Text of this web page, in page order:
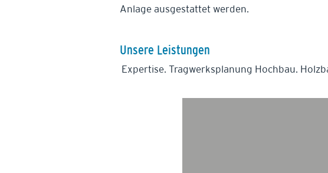
Anlage ausgestattet werden.
Unsere Leistungen
Expertise. Tragwerksplanung Hochbau.